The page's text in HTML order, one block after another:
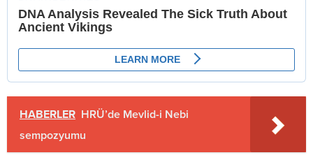
HABERLER HRÜ’de Mevlid-i Nebi
sempozyumu